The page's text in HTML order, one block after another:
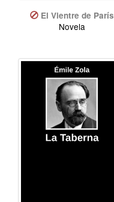
El Vientre de París
Novela